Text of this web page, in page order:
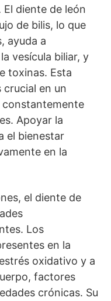
diente de león
de bilis, lo que
ayuda a
vesícula biliar, y
toxinas. Esta
en un
constantemente
Apoyar la
el bienestar
en la
el diente de
Los
en la
oxidativo y a
factores
crónicas. Su